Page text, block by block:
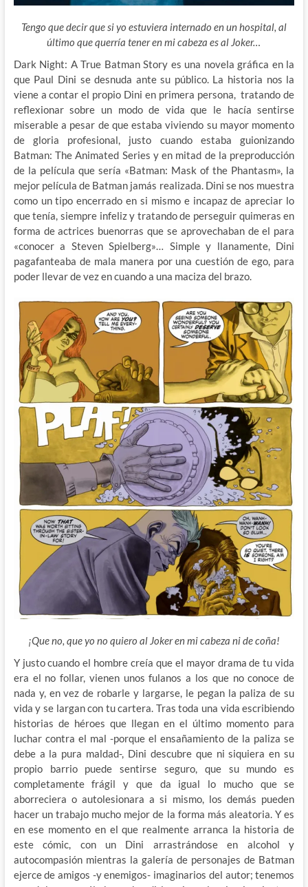
Tengo que decir que si yo estuviera internado en un hospital, al
último que querría tener en mi cabeza es al Joker…
Dark Night: A True Batman Story es una novela gráfica en la
que Paul Dini se desnuda ante su público. La historia nos la
viene a contar el propio Dini en primera persona, tratando de
reflexionar sobre un modo de vida que le hacía sentirse
miserable a pesar de que estaba viviendo su mayor momento
de gloria profesional, justo cuando estaba guionizando
Batman: The Animated Series y en mitad de la preproducción
de la película que sería «Batman: Mask of the Phantasm», la
mejor película de Batman jamás realizada. Dini se nos muestra
como un tipo encerrado en si mismo e incapaz de apreciar lo
que tenía, siempre infeliz y tratando de perseguir quimeras en
forma de actrices buenorras que se aprovechaban de el para
«conocer a Steven Spielberg»… Simple y llanamente, Dini
pagafanteaba de mala manera por una cuestión de ego, para
poder llevar de vez en cuando a una maciza del brazo.
¡Que no, que yo no quiero al Joker en mi cabeza ni de coña!
Y justo cuando el hombre creía que el mayor drama de tu vida
era el no follar, vienen unos fulanos a los que no conoce de
nada y, en vez de robarle y largarse, le pegan la paliza de su
vida y se largan con tu cartera. Tras toda una vida escribiendo
historias de héroes que llegan en el último momento para
luchar contra el mal -porque el ensañamiento de la paliza se
debe a la pura maldad-, Dini descubre que ni siquiera en su
propio barrio puede sentirse seguro, que su mundo es
completamente frágil y que da igual lo mucho que se
aborreciera o autolesionara a si mismo, los demás pueden
hacer un trabajo mucho mejor de la forma más aleatoria. Y es
en ese momento en el que realmente arranca la historia de
este cómic, con un Dini arrastrándose en alcohol y
autocompasión mientras la galería de personajes de Batman
ejerce de amigos -y enemigos- imaginarios del autor; tenemos